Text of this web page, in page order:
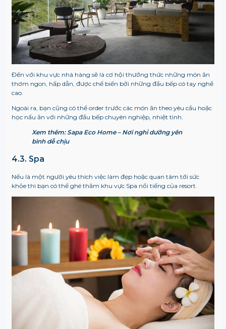
Đến với khu vực nhà hàng sẽ là cơ hội thưởng thức những món ăn
thơm ngon, hấp dẫn, được chế biến bởi những đầu bếp có tay nghề
cao.
Ngoài ra, bạn cũng có thể order trước các món ăn theo yêu cầu hoặc
học nấu ăn với những đầu bếp chuyên nghiệp, nhiệt tình.
Xem thêm: Sapa Eco Home – Nơi nghỉ dưỡng yên
bình dễ chịu
4.3. Spa
Nếu là một người yêu thích việc làm đẹp hoặc quan tâm tới sức
khỏe thì bạn có thể ghé thăm khu vực Spa nổi tiếng của resort.